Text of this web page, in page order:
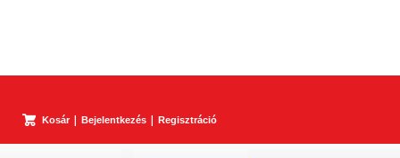
Kosár Bejelentkezés Regisztráció